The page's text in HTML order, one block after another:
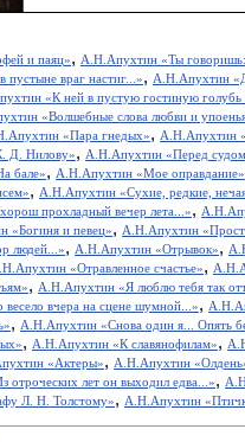
и паяц», А.Н.Апухтин «Ты
враг настиг...», А.Н.Апухтин
«К ней в пустую гостиную голубь
«Волшебные слова любви и
«Пара гнедых», А.Н.Апухтин
Д. Нилову», А.Н.Апухтин «Перед судом
бале», А.Н.Апухтин «Мое оправдание»
, А.Н.Апухтин «Сухие, редкие,
прохладный вечер лета...»,
«Богиня и певец», А.Н.Апухтин
людей...», А.Н.Апухтин «Отрывок»,
«Отравленное счастье»,
, А.Н.Апухтин «Я люблю тебя так
вчера на сцене шумной...»,
, А.Н.Апухтин «Снова один я... Опять
, А.Н.Апухтин «К славянофилам»,
«Актеры», А.Н.Апухтин
отроческих лет он выходил едва...»,
Л. Н. Толстому», А.Н.Апухтин